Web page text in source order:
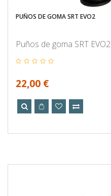
PUÑOS DE GOMA SRT EVO2
Puños de goma SRT EVO2
22,00 €